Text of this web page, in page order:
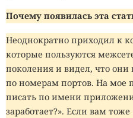
Почему появилась эта
Неоднократно приходил к
которые пользуются
поколения и видел, что
по номерам портов. На мое
писать по имени
заработает?». Если вам